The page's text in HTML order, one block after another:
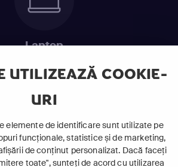
UTILIZEAZĂ COOKIE-
URI
elemente de identificare sunt utilizate pe
funcționale, statistice și de marketing,
de conținut personalizat. Dacă faceți
toate", sunteți de acord cu utilizarea
Laptop
ABONEAZĂ-TE ACUM
Cerințe de sistem